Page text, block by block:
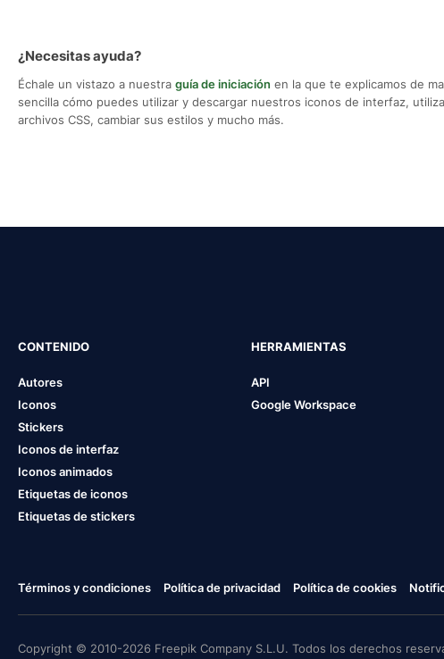
¿Necesitas ayuda?
Échale un vistazo a nuestra guía de iniciación en la que te explicamos de
sencilla cómo puedes utilizar y descargar nuestros iconos de interfaz,
archivos CSS, cambiar sus estilos y mucho más.
CONTENIDO
Autores
Iconos
Stickers
Iconos de interfaz
Iconos animados
Etiquetas de iconos
Etiquetas de stickers
HERRAMIENTAS
API
Google Workspace
Términos y condiciones Política de privacidad Política de cookies
Copyright © 2010-2026 Freepik Company S.L.U. Todos los derechos